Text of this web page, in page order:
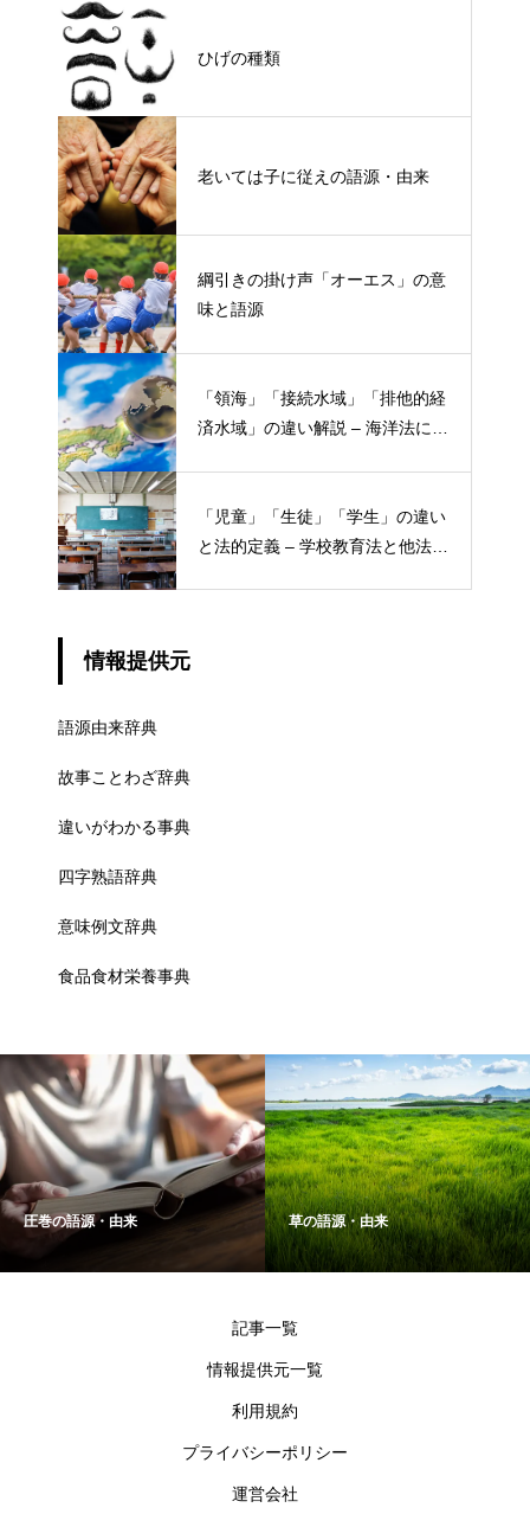
ひげの種類
老いては子に従えの語源・由来
綱引きの掛け声「オーエス」の意
味と語源
「領海」「接続水域」「排他的経
済水域」の違い解説 – 海洋法にお
「児童」「生徒」「学生」の違い
と法的定義 – 学校教育法と他法律
情報提供元
語源由来辞典
故事ことわざ辞典
違いがわかる事典
四字熟語辞典
意味例文辞典
食品食材栄養事典
圧巻の語源・由来 草の語源・由来
記事一覧
情報提供元一覧
利用規約
プライバシーポリシー
運営会社